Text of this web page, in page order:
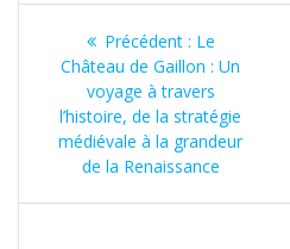
Navigation
de
l’article
Précédent : Article
précédent
:
Le
Château de Gaillon : Un
voyage à travers
l’histoire, de la stratégie
médiévale à la grandeur
de la Renaissance